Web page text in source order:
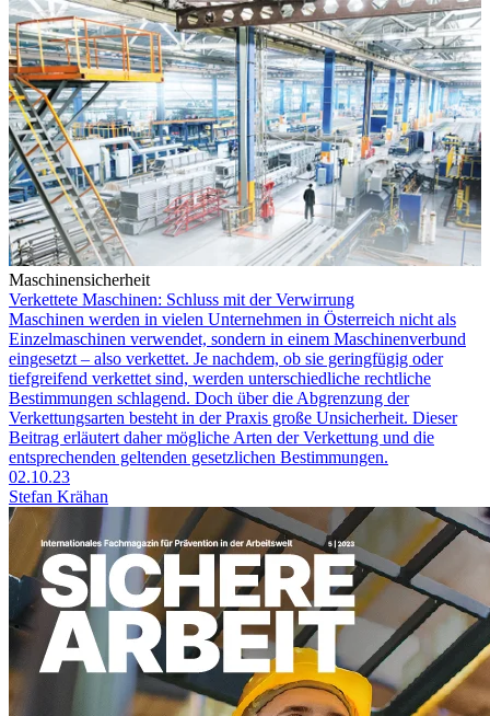
Maschinensicherheit
Verkettete Maschinen: Schluss mit der Verwirrung
Maschinen werden in vielen Unternehmen in Österreich nicht als
Einzelmaschinen ver­wendet, sondern in einem Maschinen­verbund
eingesetzt – also verkettet. Je nachdem, ob sie gering­fügig oder
tiefgreifend verkettet sind, werden unterschiedliche rechtliche
Bestimmungen schlagend. Doch über die Abgrenzung der
Verkettungsarten besteht in der Praxis große Unsicher­heit. Dieser
Beitrag erläutert daher mögliche Arten der Verkettung und die
entsprechenden geltenden gesetzlichen Bestimmungen.
02.10.23
Stefan Krähan